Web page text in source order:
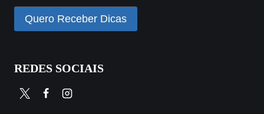
REDES SOCIAIS